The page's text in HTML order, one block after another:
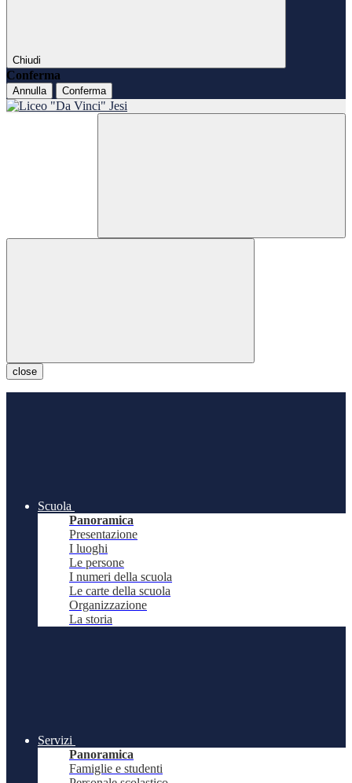
Chiudi
Conferma
Annulla Conferma
close
Scuola
Panoramica
Presentazione
I luoghi
Le persone
I numeri della scuola
Le carte della scuola
Organizzazione
La storia
Servizi
Panoramica
Famiglie e studenti